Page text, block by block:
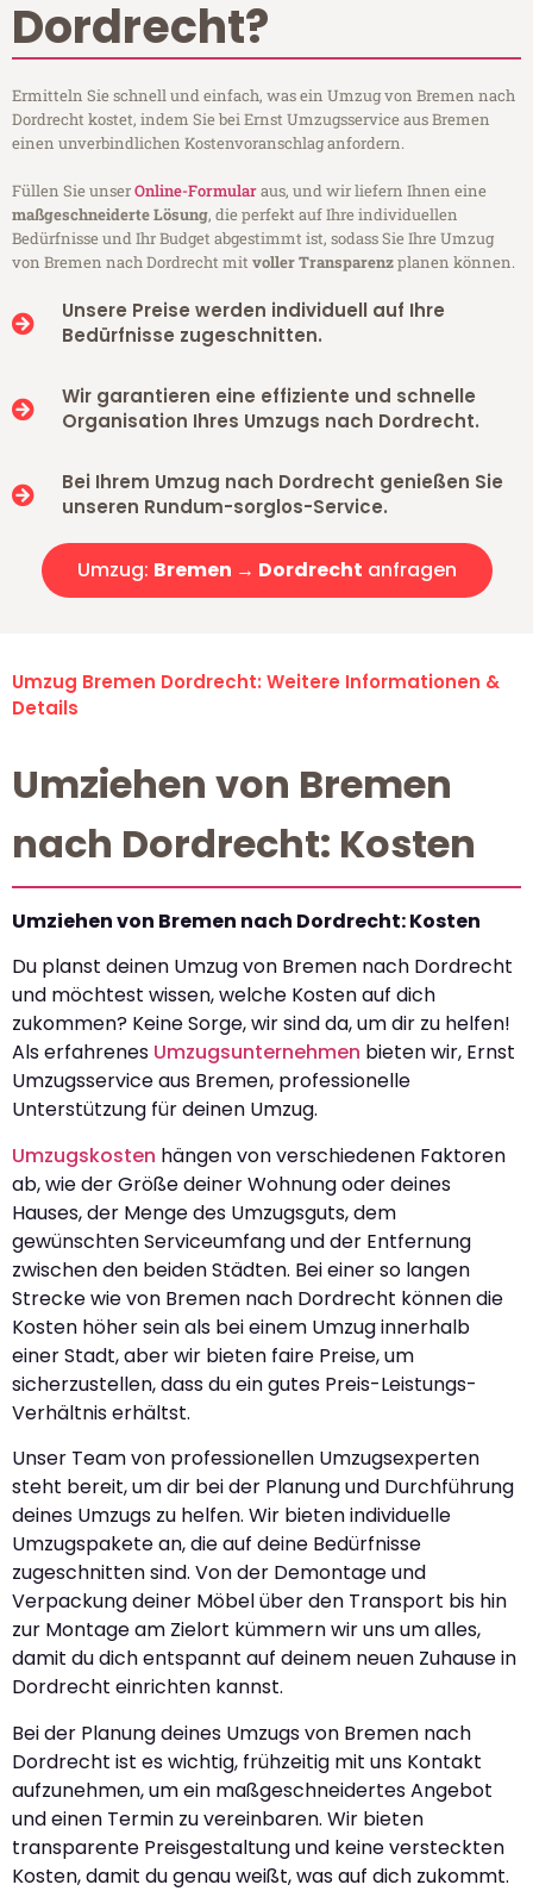
Dordrecht?
Ermitteln Sie schnell und einfach, was ein Umzug von Bremen nach
Dordrecht kostet, indem Sie bei Ernst Umzugsservice aus Bremen
einen unverbindlichen Kostenvoranschlag anfordern.
Füllen Sie unserOnline-Formularaus, und wir liefern Ihnen eine
maßgeschneiderte Lösung, die perfekt auf Ihre individuellen
Bedürfnisse und Ihr Budget abgestimmt ist, sodass Sie Ihre Umzug
von Bremen nach Dordrecht mitvoller Transparenzplanen können.
Unsere Preise werden individuell auf Ihre
Bedürfnisse zugeschnitten.
Wir garantieren eine effiziente und schnelle
Organisation Ihres Umzugs nach Dordrecht.
Bei Ihrem Umzug nach Dordrecht genießen Sie
unseren Rundum-sorglos-Service.
Umzug: Bremen → Dordrecht anfragen
Umzug Bremen Dordrecht: Weitere Informationen &
Details
Umziehen von Bremen
nach Dordrecht: Kosten
Umziehen von Bremen nach Dordrecht: Kosten
Du planst deinen Umzug von Bremen nach Dordrecht
und möchtest wissen, welche Kosten auf dich
zukommen? Keine Sorge, wir sind da, um dir zu helfen!
Als erfahrenes Umzugsunternehmen bieten wir, Ernst
Umzugsservice aus Bremen, professionelle
Unterstützung für deinen Umzug.
Umzugskosten hängen von verschiedenen Faktoren
ab, wie der Größe deiner Wohnung oder deines
Hauses, der Menge des Umzugsguts, dem
gewünschten Serviceumfang und der Entfernung
zwischen den beiden Städten. Bei einer so langen
Strecke wie von Bremen nach Dordrecht können die
Kosten höher sein als bei einem Umzug innerhalb
einer Stadt, aber wir bieten faire Preise, um
sicherzustellen, dass du ein gutes Preis-Leistungs-
Verhältnis erhältst.
Unser Team von professionellen Umzugsexperten
steht bereit, um dir bei der Planung und Durchführung
deines Umzugs zu helfen. Wir bieten individuelle
Umzugspakete an, die auf deine Bedürfnisse
zugeschnitten sind. Von der Demontage und
Verpackung deiner Möbel über den Transport bis hin
zur Montage am Zielort kümmern wir uns um alles,
damit du dich entspannt auf deinem neuen Zuhause in
Dordrecht einrichten kannst.
Bei der Planung deines Umzugs von Bremen nach
Dordrecht ist es wichtig, frühzeitig mit uns Kontakt
aufzunehmen, um ein maßgeschneidertes Angebot
und einen Termin zu vereinbaren. Wir bieten
transparente Preisgestaltung und keine versteckten
Kosten, damit du genau weißt, was auf dich zukommt.